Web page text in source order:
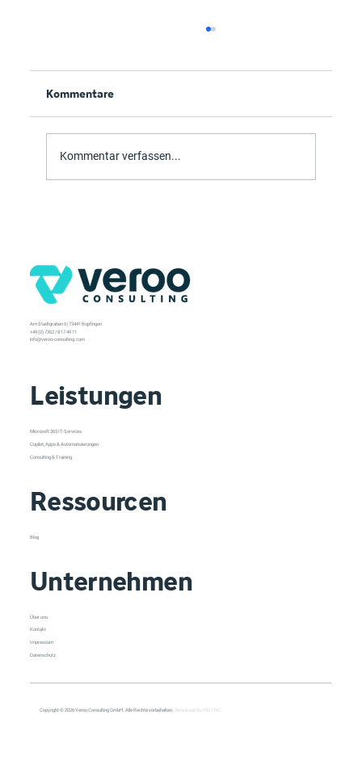
Kommentare
Kommentar verfassen...
Copyright © 2026 Veroo Consulting GmbH. Alle Rechte vorbehalten. Webdesign by INSYNC.
Leistungen
Microsoft 365 IT-Services
Copilot, Apps & Automatisierungen
Consulting & Training
Unternehmen
Über uns
Kontakt
Impressum
Datenschutz
Ressourcen
Blog
Am Stadtgraben 6 | 73441 Bopfingen
+49 (0) 7362 / 8 17 49 11
info@veroo-consulting.com